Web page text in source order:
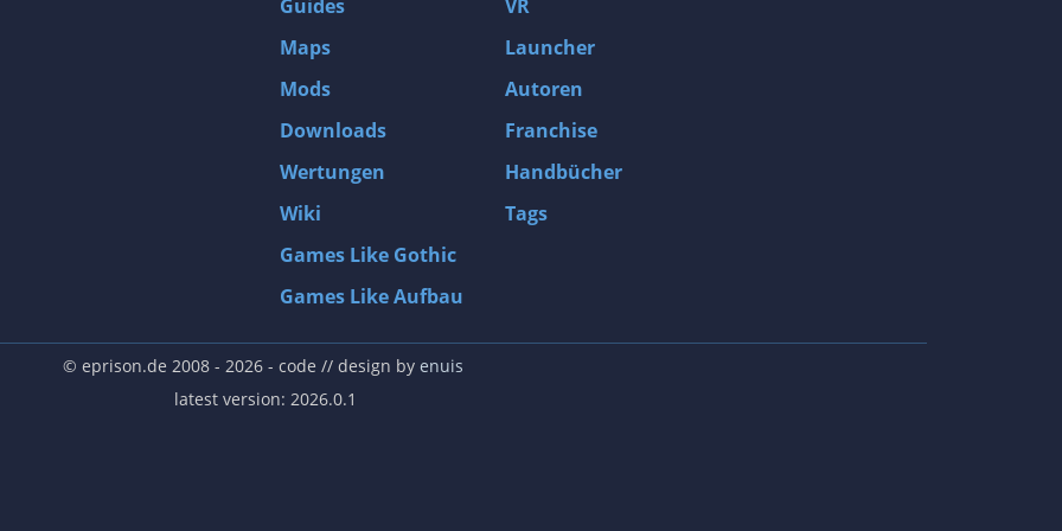
Guides
Maps
Mods
Downloads
Wertungen
Wiki
Games Like Gothic
Games Like Aufbau
VR
Launcher
Autoren
Franchise
Handbücher
Tags
© eprison.de 2008 - 2026- code // design by enuis
latest version: 2026.0.1